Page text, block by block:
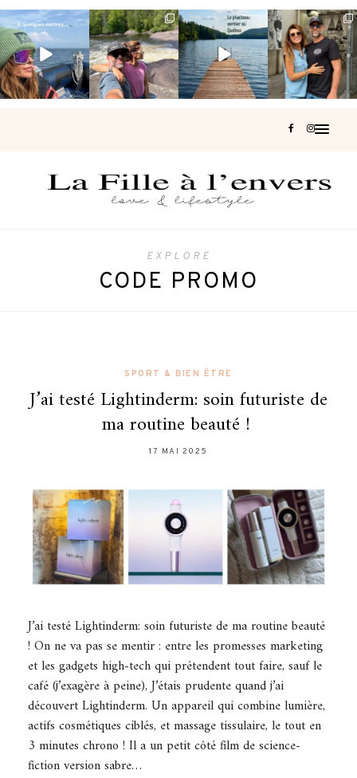
Voir une baleine
en photo, c’est
impressionnant
🐋...
Les Laurentides,
le Québec
version nature.
...
Et si je te disais
qu’il existe un
sentier où tu...
127 37
Montréal, une
très belle
surprise 🇨🇦
452
EXPLORE
CODE PROMO
SPORT & BIEN ÊTRE
J’ai testé Lightinderm: soin futuriste de
ma routine beauté !
17 MAI 2025
J’ai testé Lightinderm: soin futuriste de ma routine beauté
! On ne va pas se mentir : entre les promesses marketing
et les gadgets high-tech qui prétendent tout faire, sauf le
café (j’exagère à peine), J’étais prudente quand j’ai
découvert Lightinderm. Un appareil qui combine lumière,
actifs cosmétiques ciblés, et massage tissulaire, le tout en
3 minutes chrono ! Il a un petit côté film de science-
fiction version sabre…